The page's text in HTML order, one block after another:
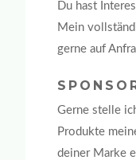
Du hast
Mein
gerne auf
Gerne stelle
Produkte
deiner Marke